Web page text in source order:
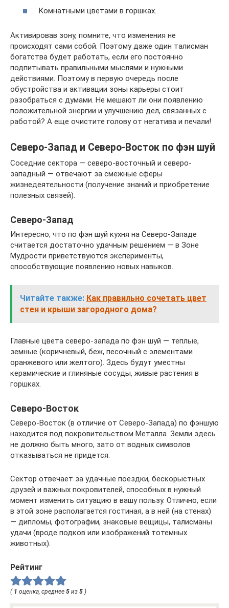
Комнатными цветами в горшках.
Активировав зону, помните, что изменения не
происходят сами собой. Поэтому даже один талисман
богатства будет работать, если его постоянно
подпитывать правильными мыслями и нужными
действиями. Поэтому в первую очередь после
обустройства и активации зоны карьеры стоит
разобраться с думами. Не мешают ли они появлению
положительной энергии и улучшению дел, связанных с
работой? А еще очистите голову от негатива и печали!
Северо-Запад и Северо-Восток по фэн шуй
Соседние сектора — северо-восточный и северо-
западный — отвечают за смежные сферы
жизнедеятельности (получение знаний и приобретение
полезных связей).
Северо-Запад
Интересно, что по фэн шуй кухня на Северо-Западе
считается достаточно удачным решением — в Зоне
Мудрости приветствуются эксперименты,
способствующие появлению новых навыков.
Читайте также: Как правильно сочетать цвет
стен и крыши загородного дома?
Главные цвета северо-запада по фэн шуй — теплые,
земные (коричневый, беж, песочный с элементами
оранжевого или желтого). Здесь будут уместны
керамические и глиняные сосуды, живые растения в
горшках.
Северо-Восток
Северо-Восток (в отличие от Северо-Запада) по фэншую
находится под покровительством Металла. Земли здесь
не должно быть много, зато от водных символов
отказываться не придется.
Сектор отвечает за удачные поездки, бескорыстных
друзей и важных покровителей, способных в нужный
момент изменить ситуацию в вашу пользу. Отлично, если
в этой зоне располагается гостиная, а в ней (на стенах)
— дипломы, фотографии, знаковые вещицы, талисманы
удачи (вроде подков или изображений тотемных
животных).
Рейтинг
( 1 оценка, среднее 5 из 5 )